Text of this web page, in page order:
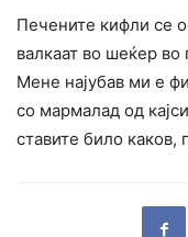
Печените кифли се
валкаат во шеќер
Мене најубав ми е
со мармалад од
ставите било каков,